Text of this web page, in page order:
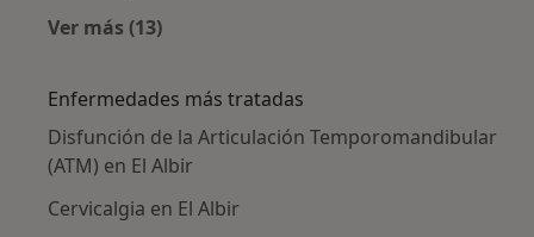
Ver más (13)
Enfermedades más tratadas
Disfunción de la Articulación Temporomandibular
(ATM) en El Albir
Cervicalgia en El Albir